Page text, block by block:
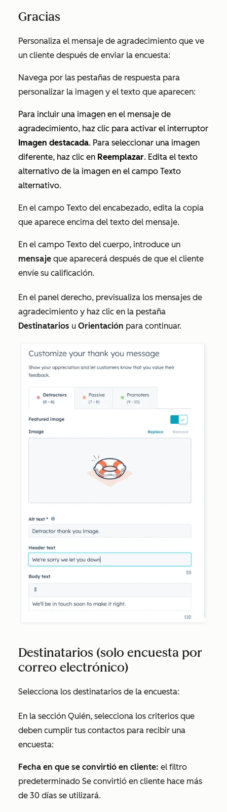
Gracias
Personaliza el mensaje de agradecimiento que ve
un cliente después de enviar la encuesta:
Navega por las pestañas de respuesta para
personalizar la imagen y el texto que aparecen:
Para incluir una imagen en el mensaje de
agradecimiento, haz clic para activar el interruptor
Imagen destacada. Para seleccionar una imagen
diferente, haz clic en Reemplazar. Edita el texto
alternativo de la imagen en el campo Texto
alternativo.
En el campo Texto del encabezado, edita la copia
que aparece encima del texto del mensaje.
En el campo Texto del cuerpo, introduce un
mensaje que aparecerá después de que el cliente
envíe su calificación.
En el panel derecho, previsualiza los mensajes de
agradecimiento y haz clic en la pestaña
Destinatarios u Orientación para continuar.
Destinatarios (solo encuesta por
correo electrónico)
Selecciona los destinatarios de la encuesta:
En la sección Quién, selecciona los criterios que
deben cumplir tus contactos para recibir una
encuesta:
Fecha en que se convirtió en cliente: el filtro
predeterminado Se convirtió en cliente hace más
de 30 días se utilizará.